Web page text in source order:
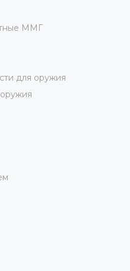
ММГ
для оружия